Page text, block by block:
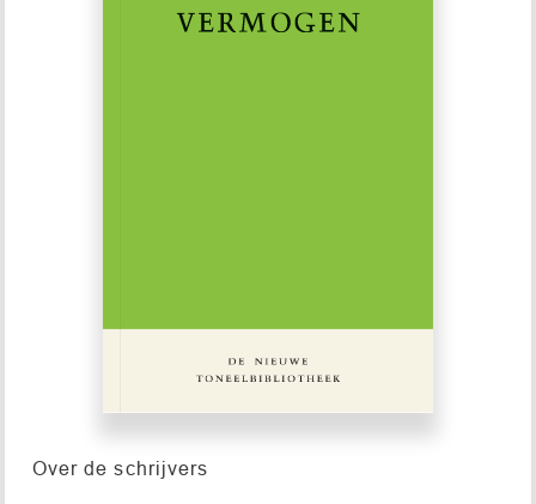
Over de schrijvers